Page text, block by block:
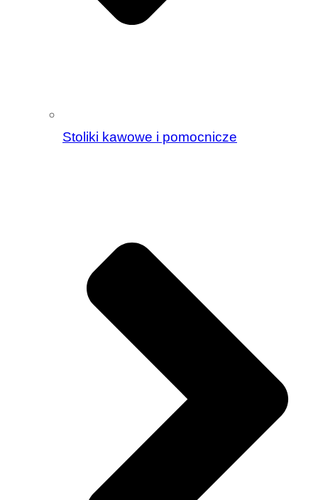
Stoliki kawowe i pomocnicze